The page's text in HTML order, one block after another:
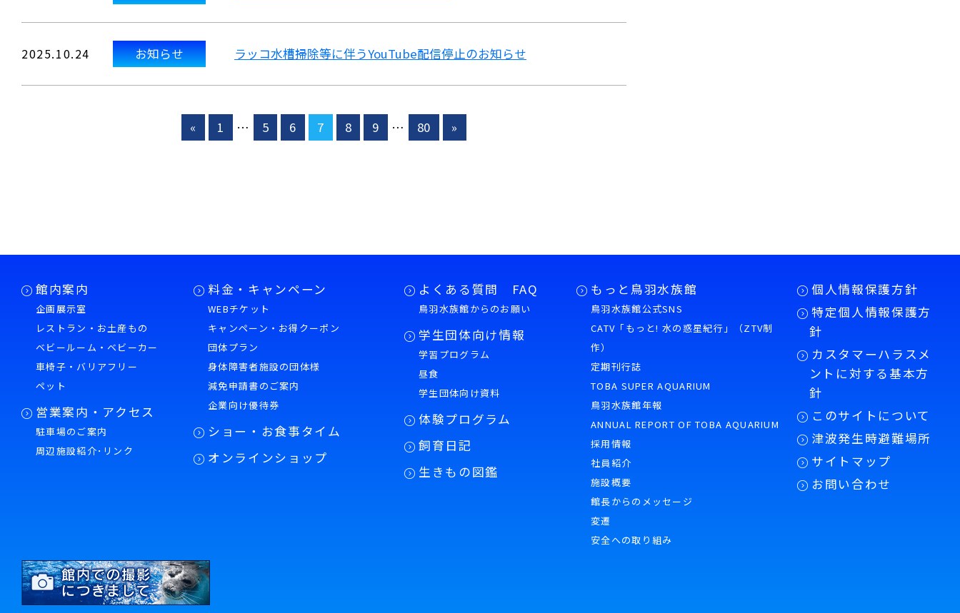
2025.10.24 お知らせ ラッコ水槽掃除等に伴うYouTube配信停止のお知らせ
« 1 … 5 6 7 8 9 … 80 »
館内案内
企画展示室
レストラン・お土産もの
ベビールーム・ベビーカー
車椅子・バリアフリー
ペット
営業案内・アクセス
駐車場のご案内
周辺施設紹介･リンク
料金・キャンペーン
WEBチケット
キャンペーン・お得クーポン
団体プラン
身体障害者施設の団体様
減免申請書のご案内
企業向け優待券
ショー・お食事タイム
オンラインショップ
よくある質問 FAQ
鳥羽水族館からのお願い
学生団体向け情報
学習プログラム
昼食
学生団体向け資料
体験プログラム
飼育日記
生きもの図鑑
もっと鳥羽水族館
鳥羽水族館公式SNS
CATV「もっと! 水の惑星紀行」（ZTV制
作）
定期刊行誌
TOBA SUPER AQUARIUM
鳥羽水族館年報
ANNUAL REPORT OF TOBA AQUARIUM
採用情報
社員紹介
施設概要
館長からのメッセージ
変遷
安全への取り組み
個人情報保護方針
特定個人情報保護方
針
カスタマーハラスメ
ントに対する基本方
針
このサイトについて
津波発生時避難場所
サイトマップ
お問い合わせ